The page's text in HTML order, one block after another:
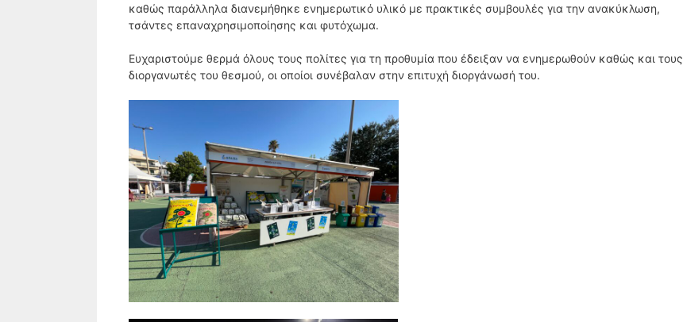
καθώς παράλληλα διανεμήθηκε ενημερωτικό υλικό με πρακτικές συμβουλές για την ανακύκλωση,
τσάντες επαναχρησιμοποίησης και φυτόχωμα.
Ευχαριστούμε θερμά όλους τους πολίτες για τη προθυμία που έδειξαν να ενημερωθούν καθώς και τους
διοργανωτές του θεσμού, οι οποίοι συνέβαλαν στην επιτυχή διοργάνωσή του.